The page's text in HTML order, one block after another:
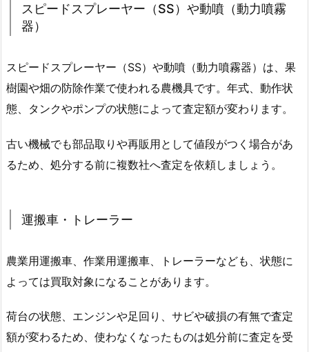
スピードスプレーヤー（SS）や動噴（動力噴霧
器）
スピードスプレーヤー（SS）や動噴（動力噴霧器）は、果
樹園や畑の防除作業で使われる農機具です。年式、動作状
態、タンクやポンプの状態によって査定額が変わります。
古い機械でも部品取りや再販用として値段がつく場合があ
るため、処分する前に複数社へ査定を依頼しましょう。
運搬車・トレーラー
農業用運搬車、作業用運搬車、トレーラーなども、状態に
よっては買取対象になることがあります。
荷台の状態、エンジンや足回り、サビや破損の有無で査定
額が変わるため、使わなくなったものは処分前に査定を受